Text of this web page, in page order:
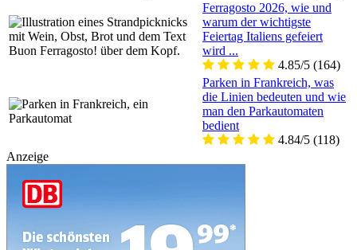
Ferragosto 2026, wie und
warum der wichtigste
Feiertag Italiens gefeiert
wird ...
4.85/5 (164)
Parken in Frankreich, was
die Linien bedeuten und wie
man den Parkautomaten
bedient
4.84/5 (118)
Anzeige